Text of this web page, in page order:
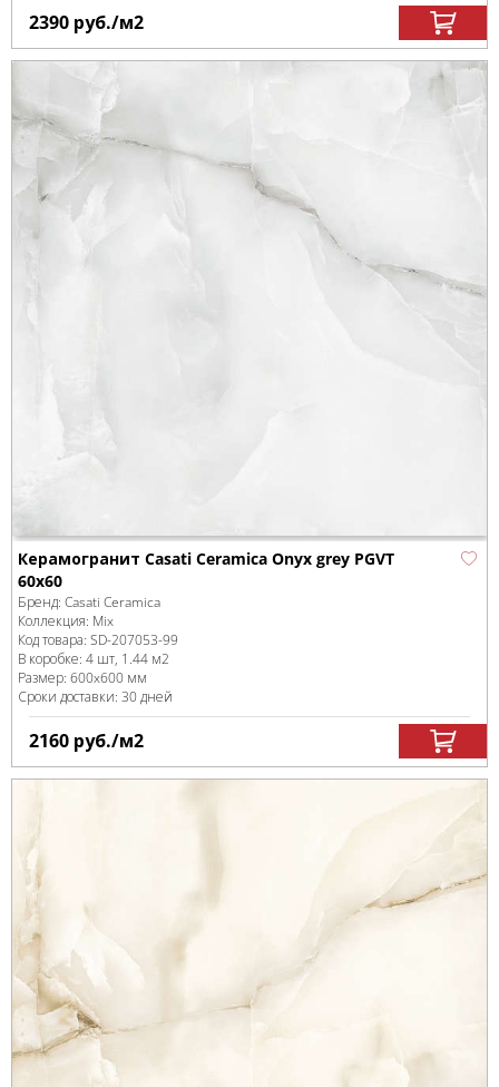
2390 руб./м2
Керамогранит Casati Ceramica Onyx grey PGVT
60x60
Бренд: Casati Ceramica
Коллекция: Mix
Код товара: SD-207053-99
В коробке: 4 шт, 1.44 м2
Размер: 600x600 мм
Сроки доставки: 30 дней
2160 руб./м2